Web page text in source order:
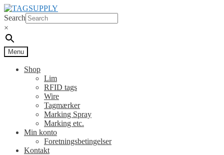
Spring
til
navigation
Spring
til
indhold
Search
×
Menu
Shop
Lim
RFID tags
Wire
Tagmærker
Marking Spray
Marking etc.
Min konto
Foretningsbetingelser
Kontakt